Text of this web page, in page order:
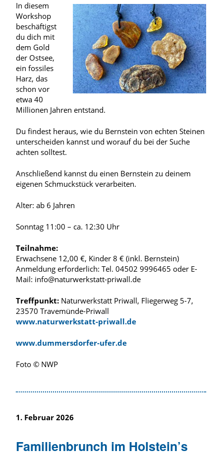
In diesem
Workshop
beschäftigst
du dich mit
dem Gold
der Ostsee,
ein fossiles
Harz, das
schon vor
etwa 40
Millionen Jahren entstand.
Du findest heraus, wie du Bernstein von echten Steinen
unterscheiden kannst und worauf du bei der Suche
achten solltest.
Anschließend kannst du einen Bernstein zu deinem
eigenen Schmuckstück verarbeiten.
Alter: ab 6 Jahren
Sonntag 11:00 – ca. 12:30 Uhr
Teilnahme:
Erwachsene 12,00 €, Kinder 8 € (inkl. Bernstein)
Anmeldung erforderlich: Tel. 04502 9996465 oder E-
Mail: info@naturwerkstatt-priwall.de
Treffpunkt: Naturwerkstatt Priwall, Fliegerweg 5-7,
23570 Travemünde-Priwall
www.naturwerkstatt-priwall.de
www.dummersdorfer-ufer.de
Foto © NWP
1. Februar 2026
Familienbrunch im Holstein’s